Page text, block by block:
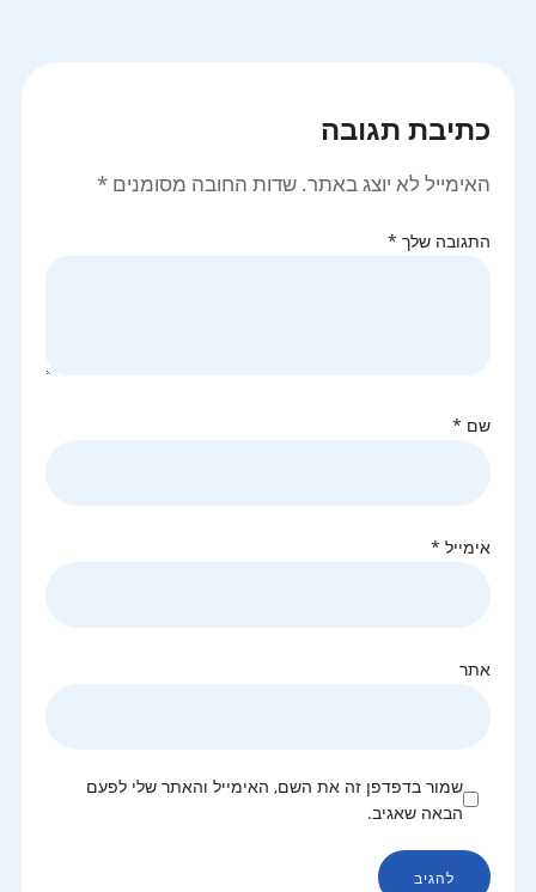
כתיבת תגובה
האימייל לא יוצג באתר. שדות החובה מסומנים *
התגובה שלך *
שם *
אימייל *
אתר
שמור בדפדפן זה את השם, האימייל והאתר שלי לפעם
הבאה שאגיב.